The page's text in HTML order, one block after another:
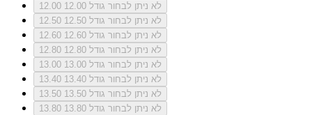
12.00
לא ניתן לבחור גודל 12.00
12.50
לא ניתן לבחור גודל 12.50
12.60
לא ניתן לבחור גודל 12.60
12.80
לא ניתן לבחור גודל 12.80
13.00
לא ניתן לבחור גודל 13.00
13.40
לא ניתן לבחור גודל 13.40
13.50
לא ניתן לבחור גודל 13.50
13.80
לא ניתן לבחור גודל 13.80